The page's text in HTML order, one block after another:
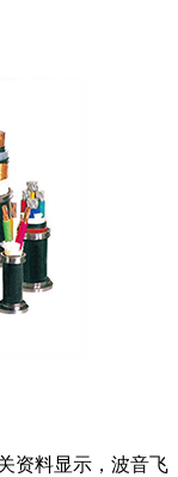
资料显示，波音飞